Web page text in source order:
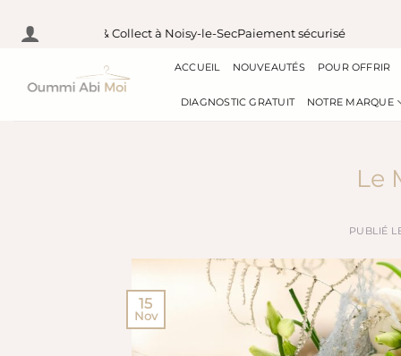
Passer Pick & Collect à Noisy-le-SecPaiement sécurisé
ACCUEIL NOUVEAUTÉS POUR OFFRIR
DIAGNOSTIC GRATUIT NOTRE MARQUE
Le
PUBLIÉ
15
Nov